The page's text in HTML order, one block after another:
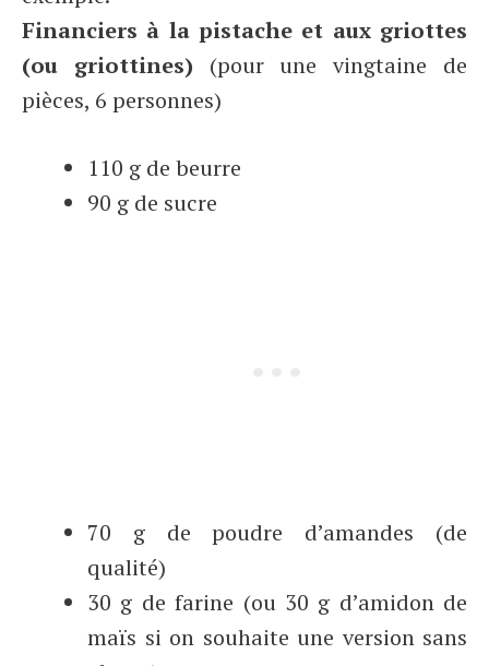
Financiers à la pistache et aux griottes
(ou griottines) (pour une vingtaine de
pièces, 6 personnes)
110 g de beurre
90 g de sucre
70 g de poudre d’amandes (de
qualité)
30 g de farine (ou 30 g d’amidon de
maïs si on souhaite une version sans